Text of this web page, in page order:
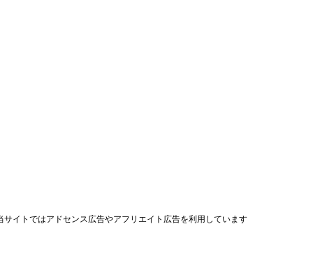
サイトではアドセンス広告やアフリエイト広告を利用しています